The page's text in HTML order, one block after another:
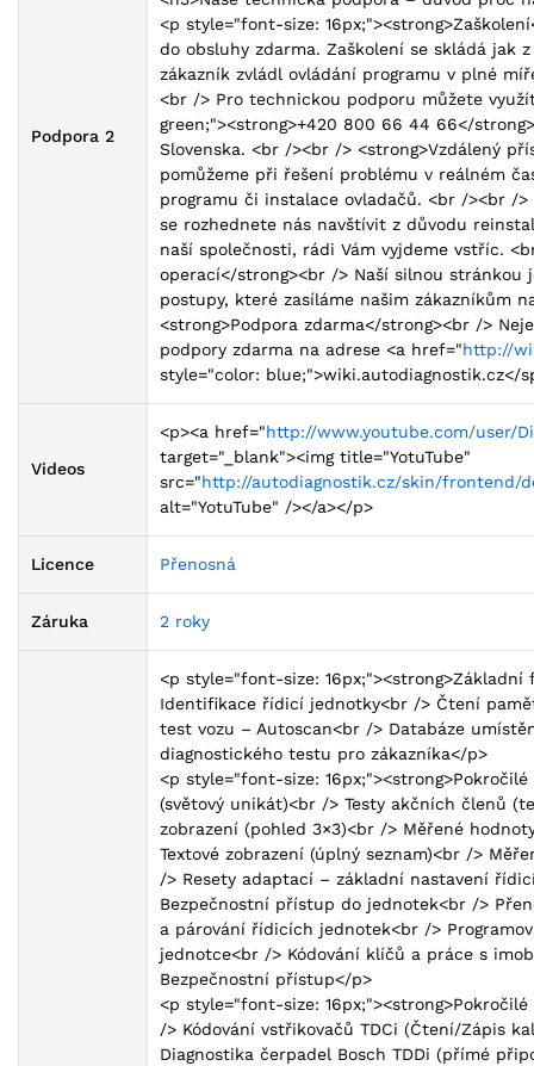
Podpora 2
<p style="font-size:
do obsluhy zdarma. Zaškolení se skládá jak
zákazník zvládl ovládání programu v plné
<br /> Pro technickou podporu můžete
green;"><strong>+420 800 66 44 66</
Slovenska. <br /><br /> <strong>Vzdálený
pomůžeme při řešení problému v reálném
programu či instalace ovladačů. <br /><br /
se rozhednete nás navštívit z důvodu
naší společnosti, rádi Vám vyjdeme vstříc.
operací</strong><br /> Naší silnou
postupy, které zasíláme našim zákazníkům
<strong>Podpora zdarma</strong><br />
podpory zdarma na adrese <a href="http://
style="color: blue;">wiki.autodiagnostik.cz</
Videos
<p><a href="http://www.youtube.com/user/
target="_blank"><img title="YotuTube"
src="http://autodiagnostik.cz/skin/frontend/
alt="YotuTube" /></a></p>
Licence Přenosná
Záruka 2 roky
<p style="font-size:
Identifikace řídicí jednotky<br /> Čtení
test vozu – Autoscan<br /> Databáze
diagnostického testu pro zákazníka</p>
<p style="font-size:
(světový unikát)<br /> Testy akčních členů
zobrazení (pohled 3×3)<br /> Měřené
Textové zobrazení (úplný seznam)<br />
/> Resety adaptací – základní nastavení
Bezpečnostní přístup do jednotek<br />
a párování řídicích jednotek<br />
jednotce<br /> Kódování klíčů a práce s
Bezpečnostní přístup</p>
<p style="font-size:
/> Kódování vstřikovačů TDCi (Čtení/Zápis
Diagnostika čerpadel Bosch TDDi (přímé